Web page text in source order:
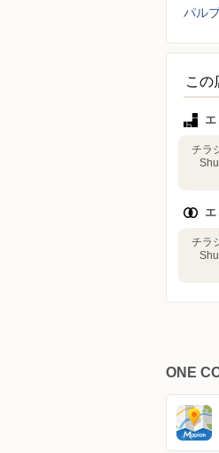
パル
この
チラ
チラ
ONE